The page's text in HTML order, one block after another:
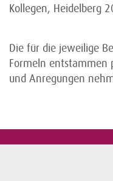
Kollegen, Heidelberg
Die für die jeweilige
Formeln entstammen
und Anregungen